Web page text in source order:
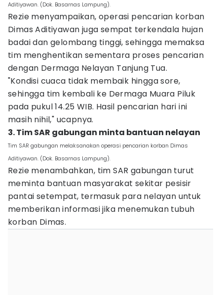
Aditiyawan. (Dok. Basarnas Lampung).
Rezie menyampaikan, operasi pencarian korban
Dimas Aditiyawan juga sempat terkendala hujan
badai dan gelombang tinggi, sehingga memaksa
tim menghentikan sementara proses pencarian
dengan Dermaga Nelayan Tanjung Tua.
"Kondisi cuaca tidak membaik hingga sore,
sehingga tim kembali ke Dermaga Muara Piluk
pada pukul 14.25 WIB. Hasil pencarian hari ini
masih nihil," ucapnya.
3. Tim SAR gabungan minta bantuan nelayan
Tim SAR gabungan melaksanakan operasi pencarian korban Dimas
Aditiyawan. (Dok. Basarnas Lampung).
Rezie menambahkan, tim SAR gabungan turut
meminta bantuan masyarakat sekitar pesisir
pantai setempat, termasuk para nelayan untuk
memberikan informasi jika menemukan tubuh
korban Dimas.